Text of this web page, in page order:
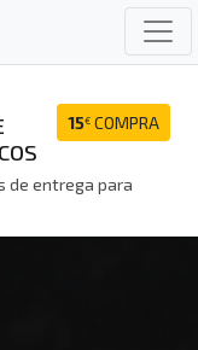
15€ COMPRA
de entrega para